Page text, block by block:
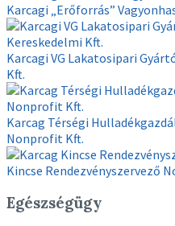
Karcagi „Erőforrás”
Karcagi VG Lakatosipari
Kft.
Karcag Térségi
Nonprofit Kft.
Kincse Rendezvényszervező
Egészségügy